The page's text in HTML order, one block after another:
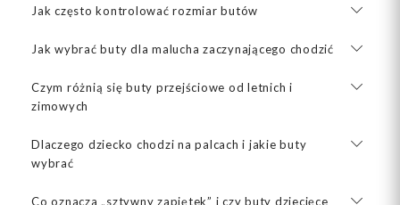
Jak często kontrolować rozmiar butów
Jak wybrać buty dla malucha zaczynającego chodzić
Czym różnią się buty przejściowe od letnich i
zimowych
Dlaczego dziecko chodzi na palcach i jakie buty
wybrać
Co oznacza „sztywny zapiętek” i czy buty dziecięce